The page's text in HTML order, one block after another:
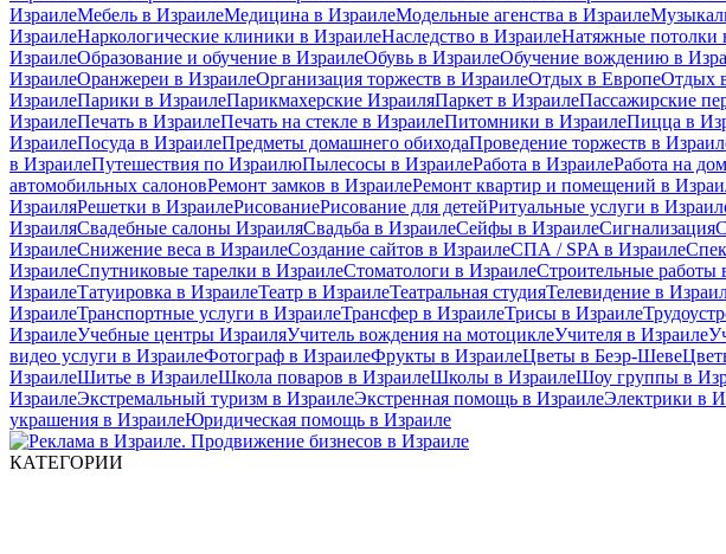
ИзраилеМебель в ИзраилеМедицина в ИзраилеМодельные агенства в Израиле
ИзраилеНаркологические клиники в ИзраилеНаследство в ИзраилеНатяжные потолки
ИзраилеОбразование и обучение в ИзраилеОбувь в ИзраилеОбучение вождению в
ИзраилеОранжереи в ИзраилеОрганизация торжеств в ИзраилеОтдых в ЕвропеОтдых
ИзраилеПарики в ИзраилеПарикмахерские ИзраиляПаркет в ИзраилеПассажирские
ИзраилеПечать в ИзраилеПечать на стекле в ИзраилеПитомники в ИзраилеПицца в
ИзраилеПосуда в ИзраилеПредметы домашнего обиходаПроведение торжеств в
в ИзраилеПутешествия по ИзраилюПылесосы в ИзраилеРабота в ИзраилеРабота на
автомобильных салоновРемонт замков в ИзраилеРемонт квартир и помещений в
ИзраиляРешетки в ИзраилеРисованиеРисование для детейРитуальные услуги в
ИзраиляСвадебные салоны ИзраиляСвадьба в ИзраилеСейфы в ИзраилеСигнализация
ИзраилеСнижение веса в ИзраилеСоздание сайтов в ИзраилеСПА / SPA в Израиле
ИзраилеСпутниковые тарелки в ИзраилеСтоматологи в ИзраилеСтроительные работы
ИзраилеТатуировка в ИзраилеТеатр в ИзраилеТеатральная студияТелевидение в
ИзраилеТранспортные услуги в ИзраилеТрансфер в ИзраилеТрисы в Израиле
ИзраилеУчебные центры ИзраиляУчитель вождения на мотоциклеУчителя в Израиле
видео услуги в ИзраилеФотограф в ИзраилеФрукты в ИзраилеЦветы в Беэр-Шеве
ИзраилеШитье в ИзраилеШкола поваров в ИзраилеШколы в ИзраилеШоу группы в
ИзраилеЭкстремальный туризм в ИзраилеЭкстренная помощь в ИзраилеЭлектрики в
украшения в ИзраилеЮридическая помощь в Израиле
КАТЕГОРИИ